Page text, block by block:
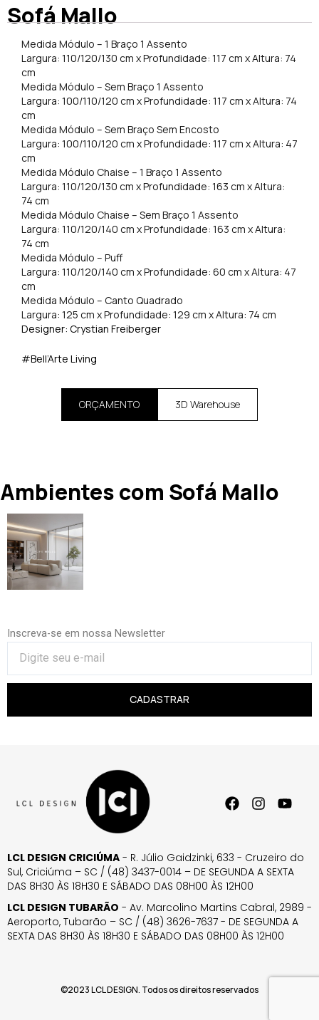
Sofá Mallo
Medida Módulo – 1 Braço 1 Assento
Largura: 110/120/130 cm x Profundidade: 117 cm x Altura: 74
cm
Medida Módulo – Sem Braço 1 Assento
Largura: 100/110/120 cm x Profundidade: 117 cm x Altura: 74
cm
Medida Módulo – Sem Braço Sem Encosto
Largura: 100/110/120 cm x Profundidade: 117 cm x Altura: 47
cm
Medida Módulo Chaise – 1 Braço 1 Assento
Largura: 110/120/130 cm x Profundidade: 163 cm x Altura:
74 cm
Medida Módulo Chaise – Sem Braço 1 Assento
Largura: 110/120/140 cm x Profundidade: 163 cm x Altura:
74 cm
Medida Módulo – Puff
Largura: 110/120/140 cm x Profundidade: 60 cm x Altura: 47
cm
Medida Módulo – Canto Quadrado
Largura: 125 cm x Profundidade: 129 cm x Altura: 74 cm
Designer: Crystian Freiberger
#Bell’Arte Living
ORÇAMENTO 3D Warehouse
Ambientes com Sofá Mallo
Inscreva-se em nossa Newsletter
CADASTRAR
LCL DESIGN CRICIÚMA - R. Júlio Gaidzinki, 633 - Cruzeiro do
Sul, Criciúma – SC / (48) 3437-0014 – DE SEGUNDA A SEXTA
DAS 8H30 ÀS 18H30 E SÁBADO DAS 08H00 ÀS 12H00
LCL DESIGN TUBARÃO - Av. Marcolino Martins Cabral, 2989 -
Aeroporto, Tubarão – SC / (48) 3626-7637 - DE SEGUNDA A
SEXTA DAS 8H30 ÀS 18H30 E SÁBADO DAS 08H00 ÀS 12H00
©2023 LCL DESIGN. Todos os direitos reservados